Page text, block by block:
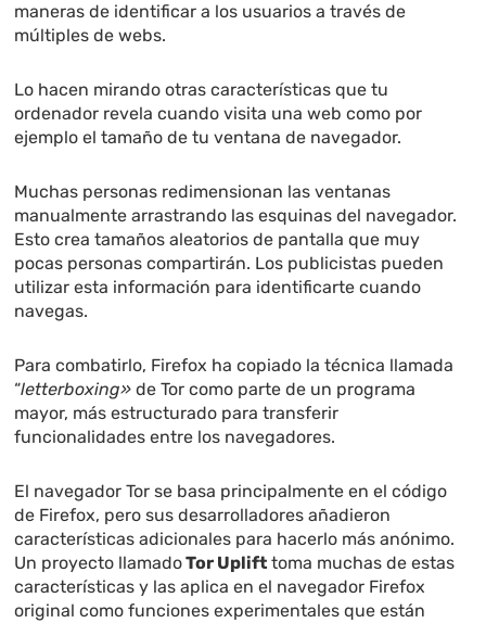
maneras de identificar a los usuarios a través de
múltiples de webs.
Lo hacen mirando otras características que tu
ordenador revela cuando visita una web como por
ejemplo el tamaño de tu ventana de navegador.
Muchas personas redimensionan las ventanas
manualmente arrastrando las esquinas del navegador.
Esto crea tamaños aleatorios de pantalla que muy
pocas personas compartirán. Los publicistas pueden
utilizar esta información para identificarte cuando
navegas.
Para combatirlo, Firefox ha copiado la técnica llamada
“letterboxing»de Tor como parte de un programa
mayor, más estructurado para transferir
funcionalidades entre los navegadores.
El navegador Tor se basa principalmente en el código
de Firefox, pero sus desarrolladores añadieron
características adicionales para hacerlo más anónimo.
Un proyecto llamadoTor Uplift toma muchas de estas
características y las aplica en el navegador Firefox
original como funciones experimentales que están